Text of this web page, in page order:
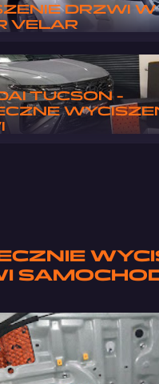
DRZWI W
VELAR
TUCSON -